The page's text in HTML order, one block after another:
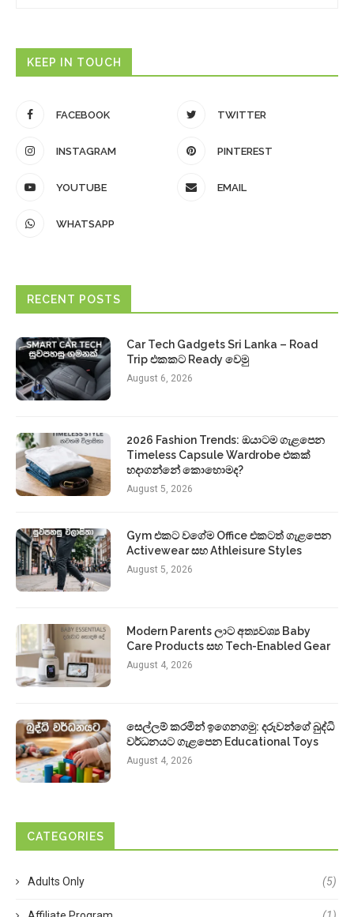
KEEP IN TOUCH
FACEBOOK TWITTER
INSTAGRAM PINTEREST
YOUTUBE EMAIL
WHATSAPP
RECENT POSTS
Car Tech Gadgets Sri Lanka – Road
Trip එකකට Ready වෙමු
August 6, 2026
2026 Fashion Trends: ඔයාටම ගැළපෙන
Timeless Capsule Wardrobe එකක්
හදාගන්නේ කොහොමද?
August 5, 2026
Gym එකට වගේම Office එකටත් ගැළපෙන
Activewear සහ Athleisure Styles
August 5, 2026
Modern Parents ලාට අත්‍යවශ්‍ය Baby
Care Products සහ Tech-Enabled Gear
August 4, 2026
සෙල්ලම් කරමින් ඉගෙනගමු: දරුවන්ගේ බුද්ධි
වර්ධනයට ගැළපෙන Educational Toys
August 4, 2026
CATEGORIES
Adults Only (5)